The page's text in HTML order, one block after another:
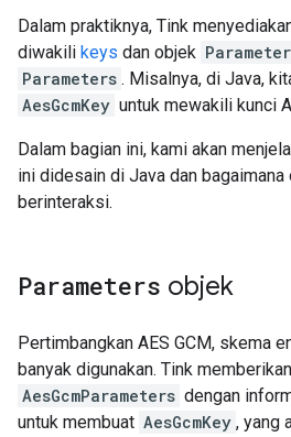
Dalam praktiknya, Tink
diwakili keys dan objek
Parameters . Misalnya, di Java,
AesGcmKey untuk mewakili kunci
Dalam bagian ini, kami akan
ini didesain di Java dan
berinteraksi.
Parameters objek
Pertimbangkan AES GCM, skema
banyak digunakan. Tink
AesGcmParameters dengan
untuk membuat AesGcmKey , yang